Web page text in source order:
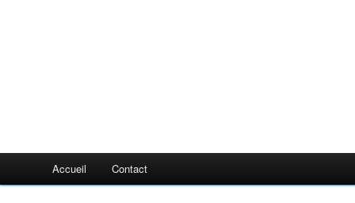
Accueil Contact